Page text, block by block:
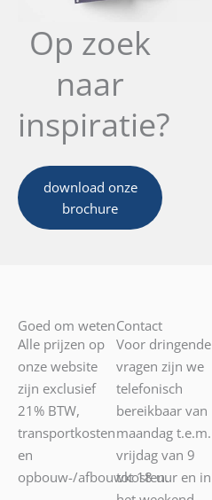
Op zoek
naar
inspiratie?
download onze
brochure
Goed om weten
Alle prijzen op
onze website
zijn exclusief
21% BTW,
transportkosten
en
opbouw-/afbouwkosten.
Contact
Voor dringende
vragen zijn we
telefonisch
bereikbaar van
maandag t.e.m.
vrijdag van 9
tot 18 uur en in